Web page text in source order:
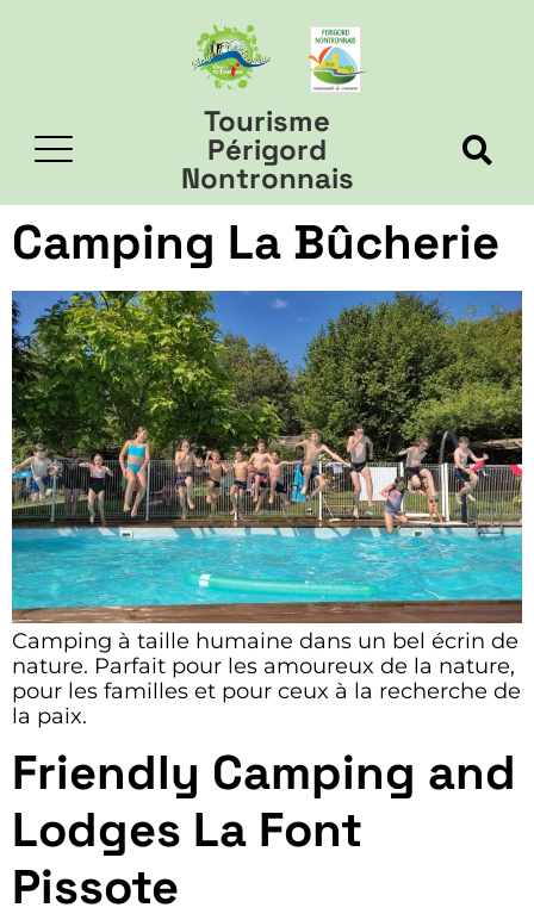
Tourisme
Périgord
Nontronnais
Camping La Bûcherie
Camping à taille humaine dans un bel écrin de
nature. Parfait pour les amoureux de la nature,
pour les familles et pour ceux à la recherche de
la paix.
Friendly Camping and
Lodges La Font
Pissote